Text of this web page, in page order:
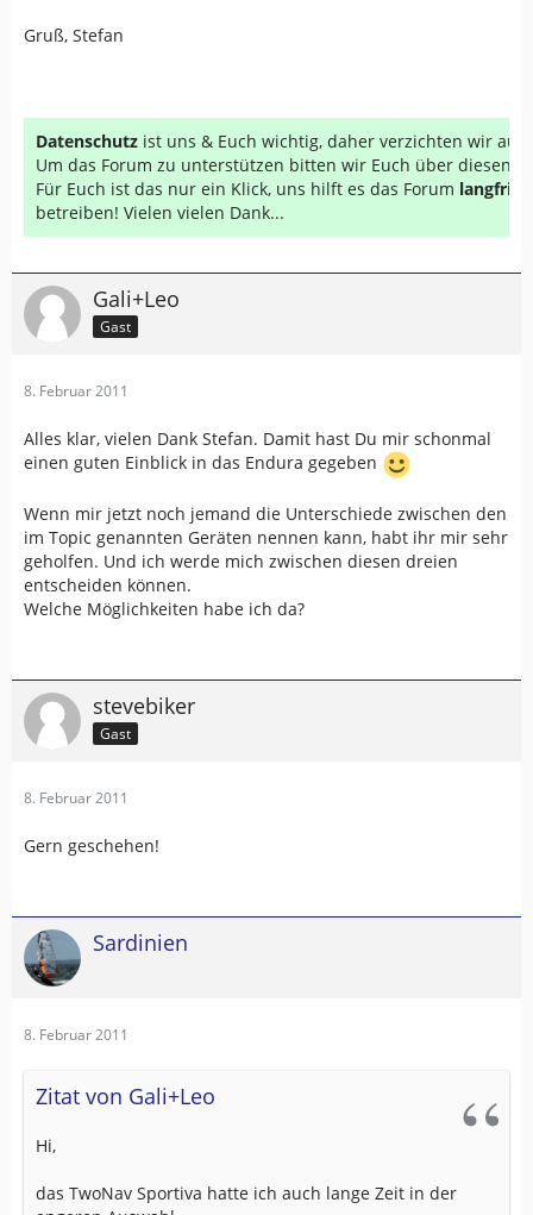
Gruß, Stefan
Datenschutz ist uns & Euch wichtig, daher verzichten wir auf
Um das Forum zu unterstützen bitten wir Euch über diesen
Für Euch ist das nur ein Klick, uns hilft es das Forum
betreiben! Vielen vielen Dank...
Gali+Leo
Gast
8. Februar 2011
Alles klar, vielen Dank Stefan. Damit hast Du mir schonmal
einen guten Einblick in das Endura gegeben
Wenn mir jetzt noch jemand die Unterschiede zwischen den
im Topic genannten Geräten nennen kann, habt ihr mir sehr
geholfen. Und ich werde mich zwischen diesen dreien
entscheiden können.
Welche Möglichkeiten habe ich da?
stevebiker
Gast
8. Februar 2011
Gern geschehen!
Sardinien
8. Februar 2011
Zitat von Gali+Leo
Hi,
das TwoNav Sportiva hatte ich auch lange Zeit in der